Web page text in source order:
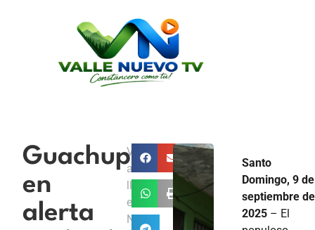
Guachupita
en
alerta
V
a
e
N
Santo
Domingo, 9 de
septiembre de
2025 – El